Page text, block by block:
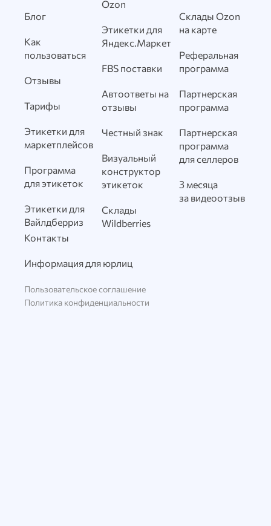
Блог
Как
пользоваться
Отзывы
Тарифы
Этикетки для
маркетплейсов
Программа
для этикеток
Этикетки для
Вайлдберриз
Ozon
Этикетки для
Яндекс.Маркет
FBS поставки
Автоответы на
отзывы
Честный знак
Визуальный
конструктор
этикеток
Склады
Wildberries
Склады Ozon
на карте
Реферальная
программа
Партнерская
программа
Партнерская
программа
для селлеров
3 месяца
за видеоотзыв
Контакты
Информация для юрлиц
Пользовательское соглашение
Политика конфиденциальности